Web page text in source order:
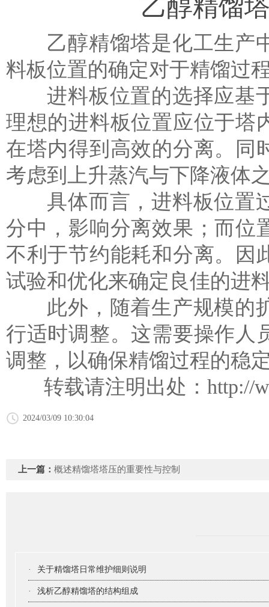
乙醇精馏
乙醇精馏塔是化工生产中
料板位置的确定对于精馏过
进料板位置的选择应基于
理想的进料板位置应位于塔
在塔内得到高效的分离。同
考虑到上升蒸汽与下降液体
具体而言，进料板位置过
分中，影响分离效果；而位
不利于节约能耗和分离。因
试验和优化来确定良佳的进
此外，随着生产规模的扩
行适时调整。这需要操作人
调整，以确保精馏过程的稳
转载请注明出处： http://
2024/03/09 10:30:04
上一篇： 概述精馏塔塔压的重要性与控制
· 关于精馏塔日常维护细则说明
· 浅析乙醇精馏塔的结构组成